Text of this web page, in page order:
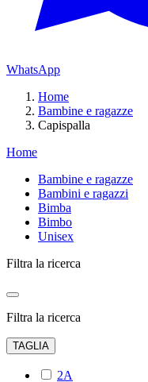
WhatsApp
Home
Bambine e ragazze
Capispalla
Home
Bambine e ragazze
Bambini e ragazzi
Bimba
Bimbo
Unisex
Filtra la ricerca
Filtra la ricerca
TAGLIA
2A